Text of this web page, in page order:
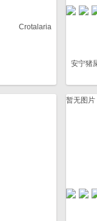
Crotalaria
安宁猪
暂无图片